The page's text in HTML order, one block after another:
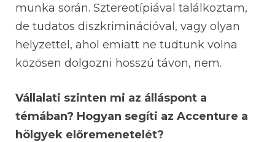
munka során. Sztereotípiával találkoztam,
de tudatos diszkriminációval, vagy olyan
helyzettel, ahol emiatt ne tudtunk volna
közösen dolgozni hosszú távon, nem.
Vállalati szinten mi az álláspont a
témában? Hogyan segíti az Accenture a
hölgyek előremenetelét?